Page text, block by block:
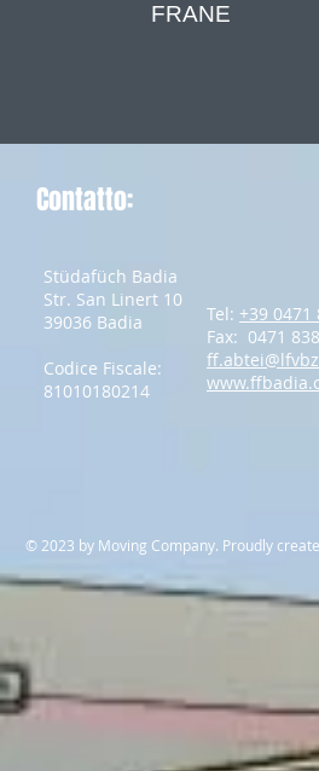
FRANE
Contatto:
Stüdafüch Badia
Str. San Linert 10
39036 Badia
Codice Fiscale:
81010180214
Tel: +39 0471
Fax: 0471
​© 2023 by Moving Company. Proudly